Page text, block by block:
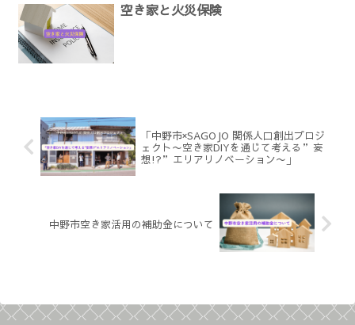
空き家と火災保険
「中野市×SAGOJO 関係人口創出プロジ
ェクト〜空き家DIYを通じて考える”妄
想!?”エリアリノベーション〜」
中野市空き家活用の補助金について